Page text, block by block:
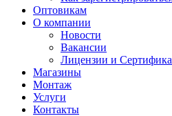
Оптовикам
О компании
Новости
Вакансии
Лицензии и
Магазины
Монтаж
Услуги
Контакты